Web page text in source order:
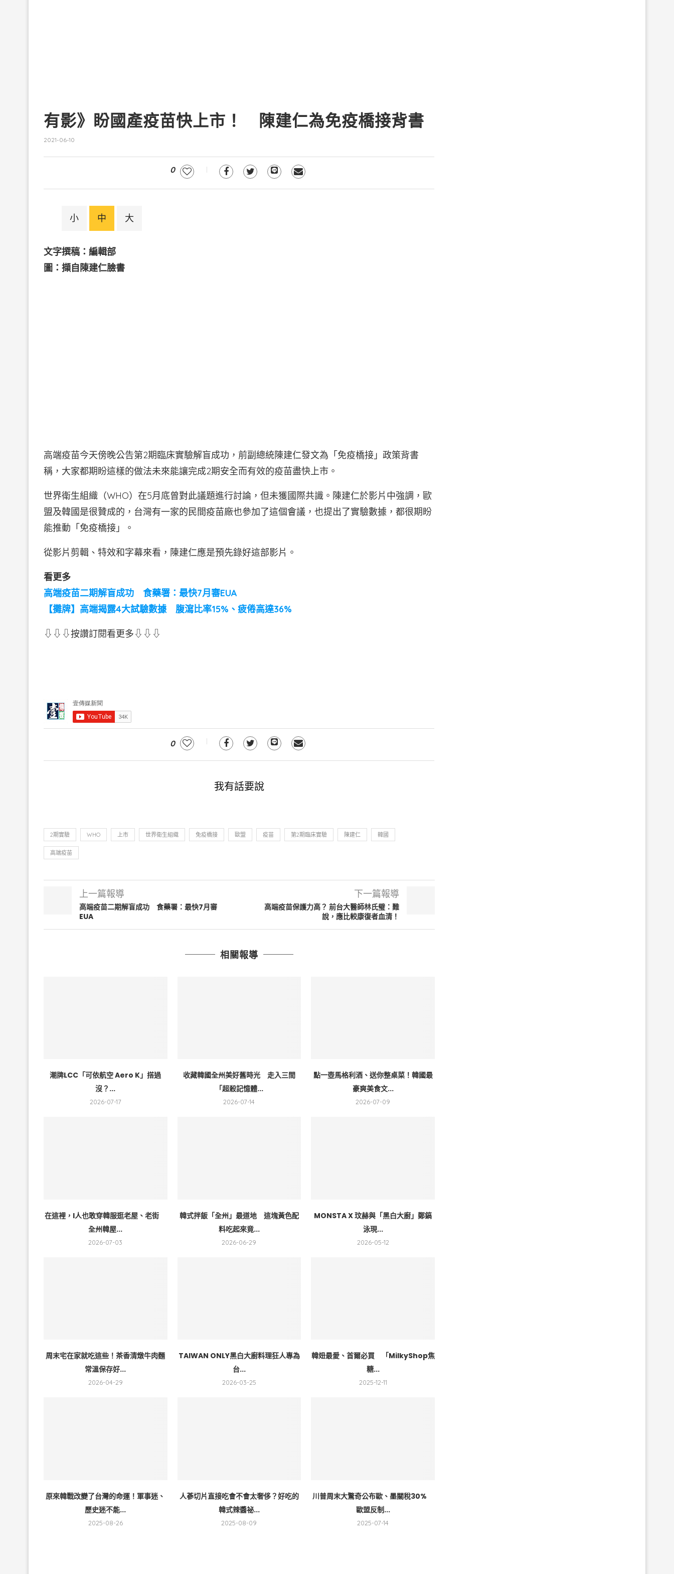
有影》盼國產疫苗快上市！ 陳建仁為免疫橋接背書
2021-06-10
0
小 中 大
文字撰稿：編輯部
圖：擷自陳建仁臉書
高端疫苗今天傍晚公告第2期臨床實驗解盲成功，前副總統陳建仁發文為「免疫橋接」政策背書
稱，大家都期盼這樣的做法未來能讓完成2期安全而有效的疫苗盡快上市。
世界衛生組織（WHO）在5月底曾對此議題進行討論，但未獲國際共識。陳建仁於影片中強調，歐
盟及韓國是很贊成的，台灣有一家的民間疫苗廠也參加了這個會議，也提出了實驗數據，都很期盼
能推動「免疫橋接」。
從影片剪輯、特效和字幕來看，陳建仁應是預先錄好這部影片。
看更多
高端疫苗二期解盲成功 食藥署：最快7月審EUA
【攤牌】高端揭露4大試驗數據 腹瀉比率15%、疲倦高達36%
⇩⇩⇩按讚訂閱看更多⇩⇩⇩
0
我有話要說
2期實驗 WHO 上市 世界衛生組織 免疫橋接 歐盟 疫苗 第2期臨床實驗 陳建仁 韓國
高端疫苗
上一篇報導
高端疫苗二期解盲成功 食藥署：最快7月審
EUA
下一篇報導
高端疫苗保護力高？ 前台大醫師林氏璧：難
說，應比較康復者血清！
相關報導
潮牌LCC「可依航空 Aero K」搭過
沒？...
2026-07-17
收藏韓國全州美好舊時光 走入三間
「超殺記憶體...
2026-07-14
點一壺馬格利酒、送你整桌菜！韓國最
豪爽美食文...
2026-07-09
在這裡，I人也敢穿韓服逛老屋、老街
全州韓屋...
2026-07-03
韓式拌飯「全州」最道地 這塊黃色配
料吃起來竟...
2026-06-29
MONSTA X 玟赫與「黑白大廚」鄭鎬
泳現...
2026-05-12
周末宅在家就吃這些！茶香清燉牛肉麵
常溫保存好...
2026-04-29
TAIWAN ONLY黑白大廚料理狂人專為
台...
2026-03-25
韓妞最愛、首爾必買 「MilkyShop焦
糖...
2025-12-11
原來韓戰改變了台灣的命運！軍事迷、
歷史迷不能...
2025-08-26
人蔘切片直接吃會不會太奢侈？好吃的
韓式辣醬祕...
2025-08-09
川普周末大驚奇公布歐、墨關稅30%
歐盟反制...
2025-07-14